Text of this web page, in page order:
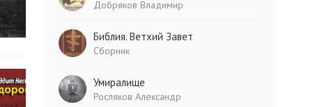
Добряков Владимир
Библия. Ветхий Завет
Сборник
Умиралище
Росляков Александр